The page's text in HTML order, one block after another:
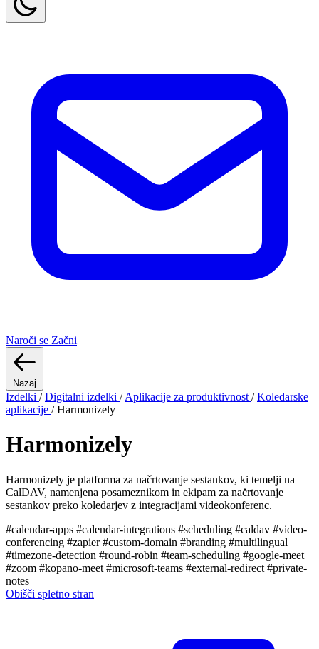
Naroči se Začni
Nazaj
Izdelki / Digitalni izdelki / Aplikacije za produktivnost / Koledarske
aplikacije / Harmonizely
Harmonizely
Harmonizely je platforma za načrtovanje sestankov, ki temelji na
CalDAV, namenjena posameznikom in ekipam za načrtovanje
sestankov preko koledarjev z integracijami videokonferenc.
#calendar-apps #calendar-integrations #scheduling #caldav #video-
conferencing #zapier#custom-domain #branding #multilingual
#timezone-detection #round-robin #team-scheduling #google-meet
#zoom #kopano-meet #microsoft-teams #external-redirect #private-
notes
Obišči spletno stran